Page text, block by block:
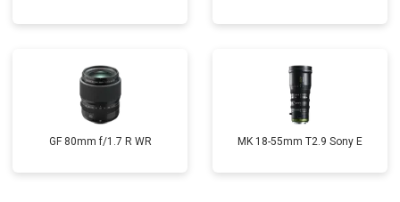
GF 80mm f/1.7 R WR MK 18-55mm T2.9 Sony E